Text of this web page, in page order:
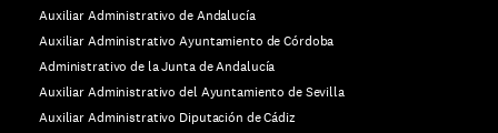
Auxiliar Administrativo de Andalucía
Auxiliar Administrativo Ayuntamiento de Córdoba
Administrativo de la Junta de Andalucía
Auxiliar Administrativo del Ayuntamiento de Sevilla
Auxiliar Administrativo Diputación de Cádiz